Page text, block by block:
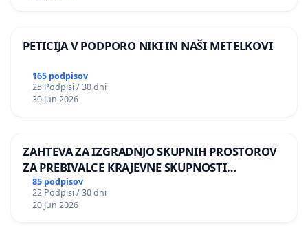
PETICIJA V PODPORO NIKI IN NAŠI METELKOVI
165 podpisov
25 Podpisi / 30 dni
30 Jun 2026
ZAHTEVA ZA IZGRADNJO SKUPNIH PROSTOROV
ZA PREBIVALCE KRAJEVNE SKUPNOSTI
PRESTRANEK
85 podpisov
22 Podpisi / 30 dni
20 Jun 2026